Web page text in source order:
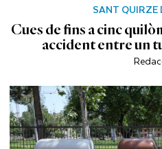
SANT QUIRZE
Cues de fins a cinc
accident entre un